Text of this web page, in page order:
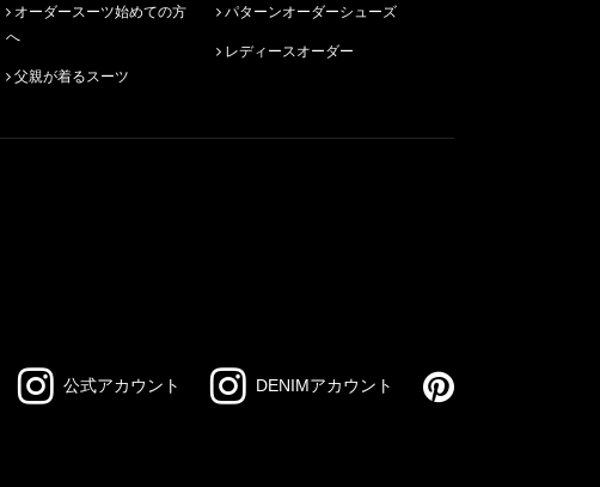
へ
父親が着るスーツ
パターンオーダーシューズ
レディースオーダー
公式アカウント DENIMアカウント